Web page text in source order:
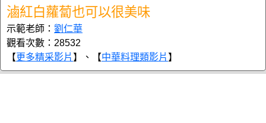
滷紅白蘿蔔也可以很美味
示範老師： 劉仁華
觀看次數：28532
【更多精采影片 】、【中華料理類影片 】